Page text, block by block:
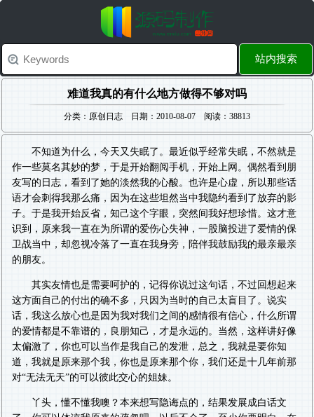
站内搜索
难道我真的有什么地方做得不够对吗
分类：原创日志 日期：2010-08-07 阅读：38813
不知道为什么，今天又失眠了。最近似乎经常失眠，不然就是
作一些莫名其妙的梦，于是开始翻阅手机，开始上网。偶然看到朋
友写的日志，看到了她的淡然我的心酸。也许是心虚，所以那些话
语才会刺得我那么痛，因为在这些坦然当中我隐约看到了放弃的影
子。于是我开始反省，知己这个字眼，突然间我好想珍惜。这才意
识到，原来我一直在为所谓的爱伤心失神，一股脑投进了爱情的保
卫战当中，却忽视冷落了一直在我身旁，陪伴我鼓励我的最亲最亲
的朋友。
其实友情也是需要呵护的，记得你说过这句话，不过回想起来
这方面自己的付出的确不多，只因为当时的自己太盲目了。说实
话，我这么放心也是因为我对我们之间的感情很有信心，什么所谓
的爱情都是不靠谱的，良朋知己，才是永远的。当然，这样讲好像
太偏激了，你也可以当作是我自己的发泄，总之，我就是要你知
道，我就是原来那个我，你也是原来那个你，我们还是十几年前那
对“无法无天”的可以彼此交心的姐妹。
丫头，懂不懂我噢？本来想写隐诲点的，结果发展成白话文